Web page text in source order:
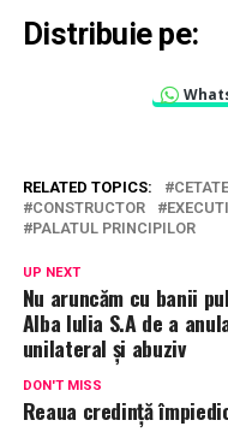
Distribuie pe:
RELATED TOPICS:
CONSTRUCTOR
PALATUL PRINCIPILOR
UP NEXT
Nu aruncăm cu banii
Alba Iulia S.A de a
unilateral și abuziv
DON'T MISS
Reaua credință